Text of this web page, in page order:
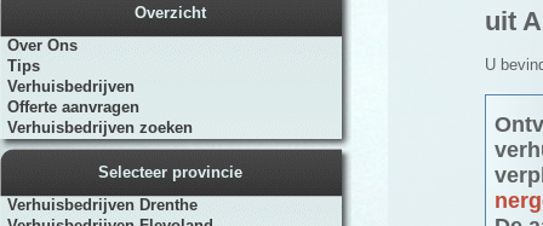
Overzicht
Over Ons
Tips
Verhuisbedrijven
Offerte aanvragen
Verhuisbedrijven zoeken
Selecteer provincie
Verhuisbedrijven Drenthe
uit
U